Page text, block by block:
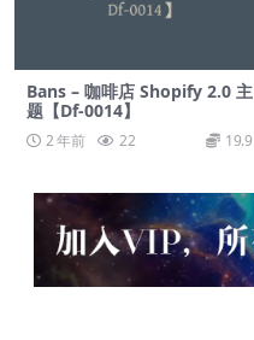
Bans – 咖啡店 Shopify 2.0 主
题【Df-0014】
2 年前 22 19.9